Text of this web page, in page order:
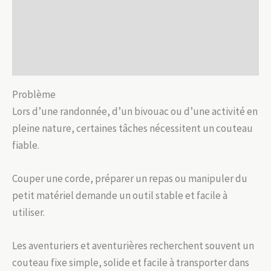
Problème
Lors d’une randonnée, d’un bivouac ou d’une activité en
pleine nature, certaines tâches nécessitent un couteau
fiable.
Couper une corde, préparer un repas ou manipuler du
petit matériel demande un outil stable et facile à
utiliser.
Les aventuriers et aventurières recherchent souvent un
couteau fixe simple, solide et facile à transporter dans